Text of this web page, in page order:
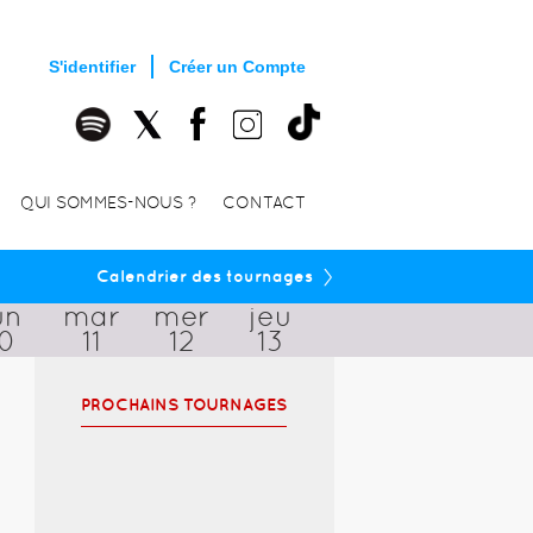
S'identifier Créer un Compte
QUI SOMMES-NOUS ? CONTACT
Calendrier des tournages ›
mar
11
mer
12
jeu
13
PROCHAINS TOURNAGES